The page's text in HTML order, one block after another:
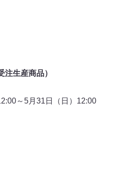
生産商品）
～5月31日（日）12:00